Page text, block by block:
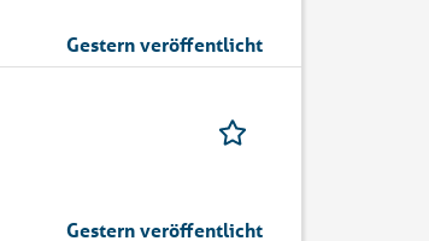
Gestern veröffentlicht
Gestern veröffentlicht